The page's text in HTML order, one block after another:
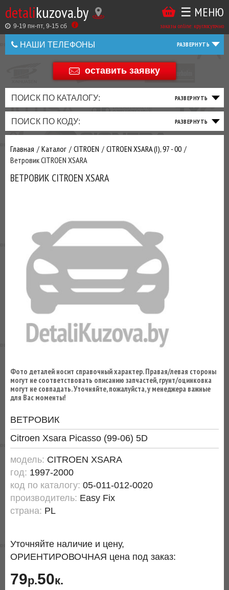
detalikuzova.by
9-19 пн-пт, 9-15 cб заказы online: круглосуточно
☰ МЕНЮ
НАШИ ТЕЛЕФОНЫ
+375 44 586 05 44
оставить заявку
ПОИСК ПО КАТАЛОГУ:
ПОИСК ПО КОДУ:
Главная Каталог CITROEN
CITROEN XSARA (I), 97 - 00
Ветровик CITROEN XSARA
ВЕТРОВИК CITROEN XSARA
Фото деталей носит справочный характер. Правая/левая стороны
могут не соответствовать описанию запчастей, грунт/оцинковка
могут не совпадать. Уточняйте, пожалуйста, у менеджера важные
для Вас моменты!
ВЕТРОВИК
Citroen Xsara Picasso (99-06) 5D
модель: CITROEN XSARA
год: 1997-2000
код по каталогу: 05-011-012-0020
производитель: Easy Fix
страна: PL
Уточняйте наличие и цену,
ОРИЕНТИРОВОЧНАЯ цена под заказ:
79р.50к.
Оставить
Оценить
товар
Купить
в
1
Беларусь
+375
+375
ТАКЖЕ
ВЫ
МОЖЕТЕ
У
ЗАКАЗАТЬ
ТО
ФИЛЬТРА
ТОРМОЗНАЯ
СИСТЕМА
ПОДВЕСКА
РУЛЕВОЕ
ТРАНСМИССИЯ
ПРИВОД
ДВИГАТЕЛЬ
ВЫХЛОП
ЭЛЕКТРИКА
ОСВЕЩЕНИЕ
ДОБАВИВ
МАСЛАИ ДРУГИЕ